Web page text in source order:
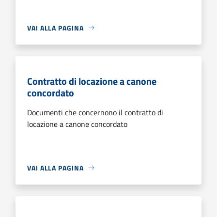
VAI ALLA PAGINA
Contratto di locazione a canone
concordato
Documenti che concernono il contratto di
locazione a canone concordato
VAI ALLA PAGINA